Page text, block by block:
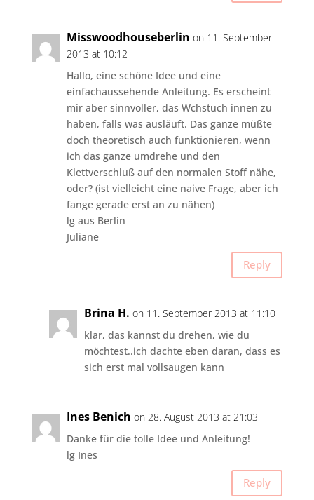
Misswoodhouseberlin on 11. September
2013 at 10:12
Hallo, eine schöne Idee und eine
einfachaussehende Anleitung. Es erscheint
mir aber sinnvoller, das Wchstuch innen zu
haben, falls was ausläuft. Das ganze müßte
doch theoretisch auch funktionieren, wenn
ich das ganze umdrehe und den
Klettverschluß auf den normalen Stoff nähe,
oder? (ist vielleicht eine naive Frage, aber ich
fange gerade erst an zu nähen)
lg aus Berlin
Juliane
Reply
Brina H. on 11. September 2013 at 11:10
klar, das kannst du drehen, wie du
möchtest..ich dachte eben daran, dass es
sich erst mal vollsaugen kann
Ines Benich on 28. August 2013 at 21:03
Danke für die tolle Idee und Anleitung!
lg Ines
Reply